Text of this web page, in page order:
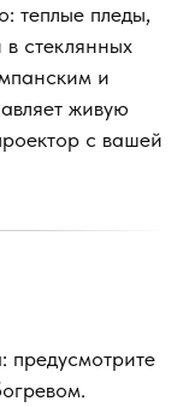
теплые пледы,
стеклянных
и
живую
с вашей
предусмотрите